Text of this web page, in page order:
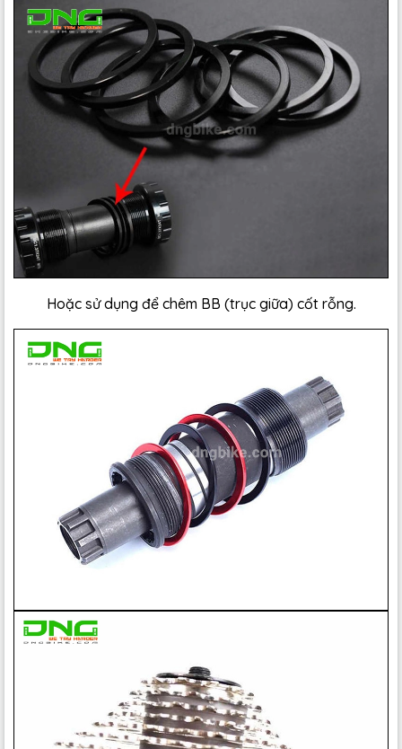
Hoặc sử dụng để chêm BB (trục giữa) cốt rỗng.